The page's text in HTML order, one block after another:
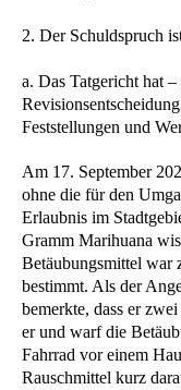
2. Der Schuldspruch
a. Das Tatgericht hat
Feststellungen und
Am 17. September
ohne die für den
Erlaubnis im
Gramm Marihuana
Betäubungsmittel war
bestimmt. Als der
bemerkte, dass er
er und warf die
Fahrrad vor einem
Rauschmittel kurz